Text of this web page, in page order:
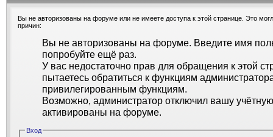
Вы не авторизованы на форуме или не имеете доступа к этой странице. Это
причин:
Вы не авторизованы на форуме. Введите имя
попробуйте ещё раз.
У вас недостаточно прав для обращения к этой
пытаетесь обратиться к функциям
привилегированным функциям.
Возможно, администратор отключил вашу
активированы на форуме.
Вход